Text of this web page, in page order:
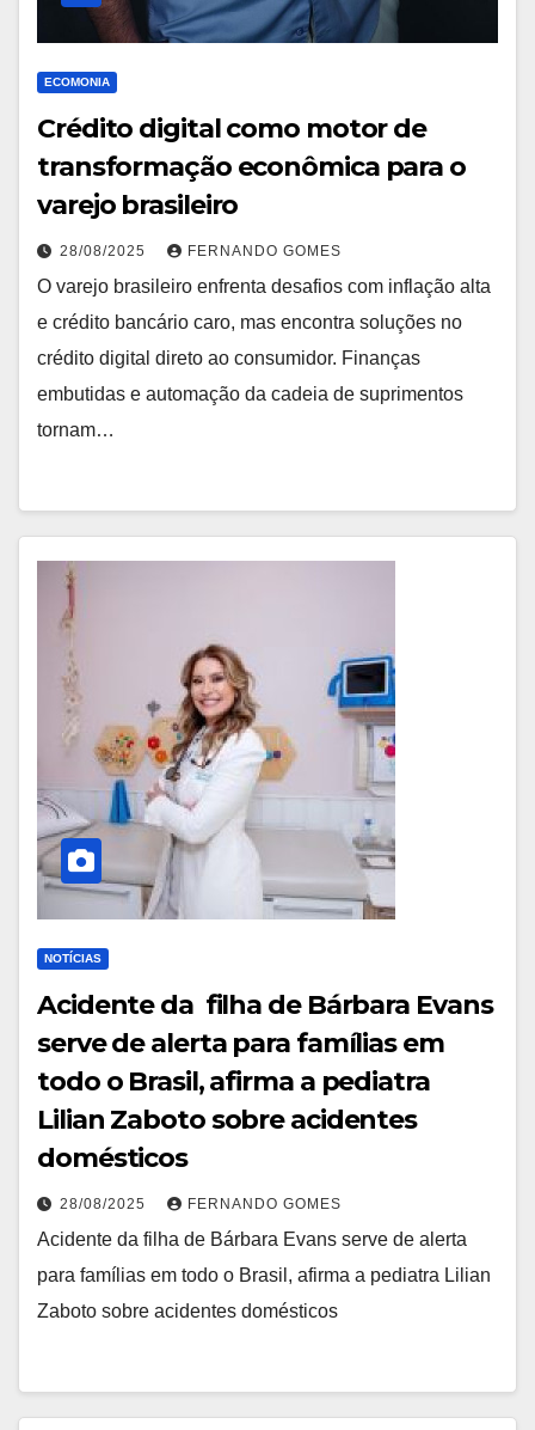
ECOMONIA
Crédito digital como motor de
transformação econômica para o
varejo brasileiro
28/08/2025 FERNANDO GOMES
O varejo brasileiro enfrenta desafios com inflação alta
e crédito bancário caro, mas encontra soluções no
crédito digital direto ao consumidor. Finanças
embutidas e automação da cadeia de suprimentos
tornam…
NOTÍCIAS
Acidente da filha de Bárbara Evans
serve de alerta para famílias em
todo o Brasil, afirma a pediatra
Lilian Zaboto sobre acidentes
domésticos
28/08/2025 FERNANDO GOMES
Acidente da filha de Bárbara Evans serve de alerta
para famílias em todo o Brasil, afirma a pediatra Lilian
Zaboto sobre acidentes domésticos